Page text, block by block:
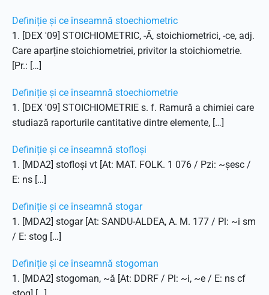
Definiție și ce înseamnă stoechiometric
1. [DEX '09] STOICHIOMETRIC, -Ă, stoichiometrici, -ce, adj.
Care aparține stoichiometriei, privitor la stoichiometrie.
[Pr.: […]
Definiție și ce înseamnă stoechiometrie
1. [DEX '09] STOICHIOMETRIE s. f. Ramură a chimiei care
studiază raporturile cantitative dintre elemente, […]
Definiție și ce înseamnă stofloși
1. [MDA2] stofloși vt [At: MAT. FOLK. 1 076 / Pzi: ~șesc /
E: ns […]
Definiție și ce înseamnă stogar
1. [MDA2] stogar [At: SANDU-ALDEA, A. M. 177 / Pl: ~i sm
/ E: stog […]
Definiție și ce înseamnă stogoman
1. [MDA2] stogoman, ~ă [At: DDRF / Pl: ~i, ~e / E: ns cf